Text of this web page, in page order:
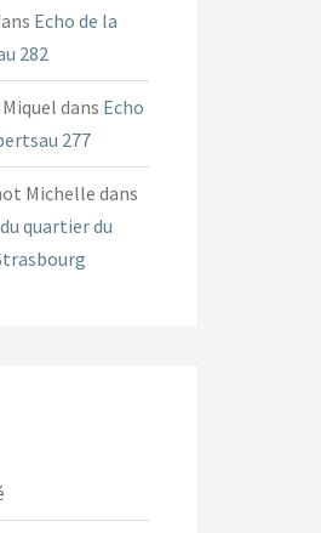
Echo de la
282
dans Echo
277
Michelle dans
quartier du